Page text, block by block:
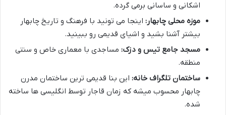
اشکانی و ساسانی برمی گرده.
موزه محلی چابهار: اینجا می تونید با فرهنگ و تاریخ چابهار
بیشتر آشنا بشید و اشیای قدیمی رو ببینید.
مسجد جامع تیس و دزک: مساجدی با معماری خاص و سنتی
منطقه.
ساختمان تلگراف خانه: این بنا قدیمی ترین ساختمان مدرن
چابهار محسوب میشه که زمان قاجار توسط انگلیسی ها ساخته
شده.